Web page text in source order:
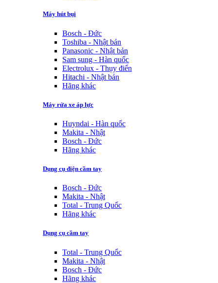
Máy hút bụi
Bosch - Đức
Toshiba - Nhật bản
Panasonic - Nhật bản
Sam sung - Hàn quốc
Electrolux - Thụy điển
Hitachi - Nhật bản
Hãng khác
Máy rửa xe áp lực
Huyndai - Hàn quốc
Makita - Nhật
Bosch - Đức
Hãng khác
Dụng cụ điện cầm tay
Bosch - Đức
Makita - Nhật
Total - Trung Quốc
Hãng khác
Dụng cụ cầm tay
Total - Trung Quốc
Makita - Nhật
Bosch - Đức
Hãng khác